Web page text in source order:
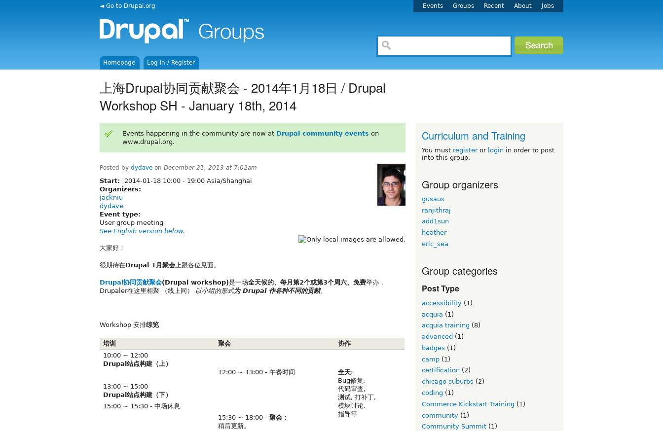
◄ Go to Drupal.org Events Groups Recent About Jobs
Homepage Log in / Register
上海Drupal协同贡献聚会 - 2014年1月18日 / Drupal
Workshop SH - January 18th, 2014
Events happening in the community are now at Drupal community events on
www.drupal.org.
Posted by dydave on December 21, 2013 at 7:02am
Start: 2014-01-18 10:00 - 19:00 Asia/Shanghai
Organizers:
jackniu
dydave
Event type:
User group meeting
See English version below.
大家好！
很期待在Drupal 1月聚会 上跟各位见面。
Drupal协同贡献聚会(Drupal workshop)是一场全天候的、每月第2个或第3个周六、免费举办，
Drupaler在这里相聚 （线上同） 以小组的形式为 Drupal 作各种不同的贡献。
Workshop 安排综览
培训 聚会
协作
10:00 ~ 12:00
Drupal站点构建（上）
12:00 ~ 13:00 - 午餐时间
全天:
Bug修复,
代码审查,
测试, 打补丁,
模块讨论,
指导等
13:00 ~ 15:00
Drupal站点构建（下）
15:00 ~ 15:30 - 中场休息
15:30 ~ 18:00 - 聚会：
稍后更新。
Curriculum and Training
You must registeror login in order to post
into this group.
Group organizers
gusaus
ranjithraj
add1sun
heather
eric_sea
Group categories
Post Type
accessibility (1)
acquia (1)
acquia training (8)
advanced (1)
badges (1)
camp (1)
certification (2)
chicago suburbs (2)
coding (1)
Commerce Kickstart Training (1)
community (1)
Community Summit (1)